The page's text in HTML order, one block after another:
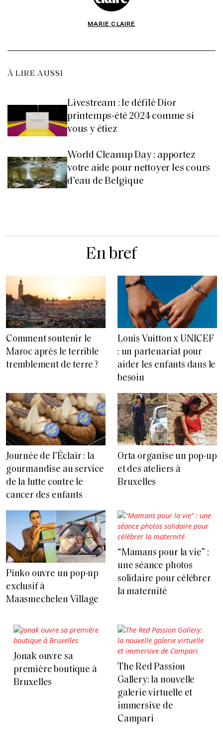
MARIE CLAIRE
À LIRE AUSSI
Livestream : le défilé Dior
printemps-été 2024 comme si
vous y étiez
World Cleanup Day : apportez
votre aide pour nettoyer les cours
d’eau de Belgique
En bref
Comment soutenir le
Maroc après le terrible
tremblement de terre ?
Louis Vuitton x UNICEF
: un partenariat pour
aider les enfants dans le
besoin
Journée de l’Éclair : la
gourmandise au service
de la lutte contre le
cancer des enfants
Orta organise un pop-up
et des ateliers à
Bruxelles
Pinko ouvre un pop-up
exclusif à
Maasmechelen Village
“Mamans pour la vie” :
une séance photos
solidaire pour célébrer
la maternité
Jonak ouvre sa
première boutique à
Bruxelles
The Red Passion
Gallery: la nouvelle
galerie virtuelle et
immersive de
Campari